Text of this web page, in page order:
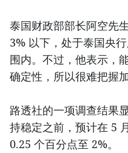
泰国财政部部长阿空先
3% 以下，处于泰国央
围内。不过，他表示，
确定性，所以很难把握
路透社的一项调查结果
持稳定之前，预计在 5
0.25 个百分点至 2%。